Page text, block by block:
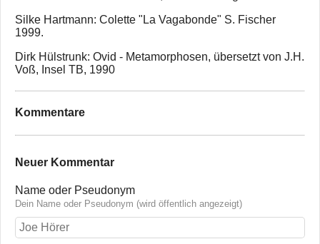
Silke Hartmann: Colette "La Vagabonde" S. Fischer
1999.
Dirk Hülstrunk: Ovid - Metamorphosen, übersetzt von J.H.
Voß, Insel TB, 1990
Kommentare
Neuer Kommentar
Name oder Pseudonym
Dein Name oder Pseudonym (wird öffentlich angezeigt)